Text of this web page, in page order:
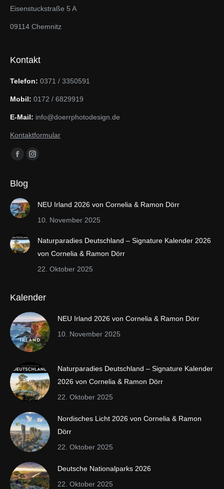
Eisenstuckstraße 5 A
09114 Chemnitz
Kontakt
Telefon: 0371 / 3350591
Mobil: 0172 / 6829919
E-Mail: info@doerrphotodesign.de
Kontaktformular
Finden Sie uns auf:
Facebook
opens
in
new
window
Instagram
window
Blog
NEU Irland 2026 von Cornelia & Ramon Dörr
10. November 2025
Naturparadies Deutschland – Signature Kalender 2026
von Cornelia & Ramon Dörr
22. Oktober 2025
Kalender
NEU Irland 2026 von Cornelia & Ramon Dörr
10. November 2025
Naturparadies Deutschland – Signature Kalender
2026 von Cornelia & Ramon Dörr
22. Oktober 2025
Nordisches Licht 2026 von Cornelia & Ramon
Dörr
22. Oktober 2025
Deutsche Nationalparks 2026
22. Oktober 2025